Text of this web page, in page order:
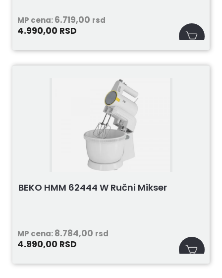
MP cena:6.719,00 rsd
4.990,00 RSD
BEKO HMM 62444 W Ručni Mikser
MP cena:8.784,00 rsd
4.990,00 RSD